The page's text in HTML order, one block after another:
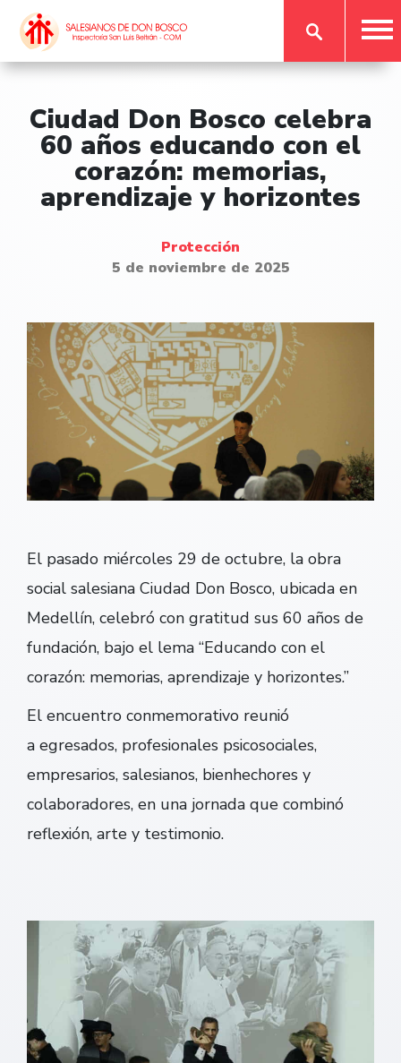
Ciudad Don Bosco celebra
60 años educando con el
corazón: memorias,
aprendizaje y horizontes
Protección
5 de noviembre de 2025
El pasado miércoles 29 de octubre, la obra
social salesiana Ciudad Don Bosco, ubicada en
Medellín, celebró con gratitud sus 60 años de
fundación, bajo el lema “Educando con el
corazón: memorias, aprendizaje y horizontes.”
El encuentro conmemorativo reunió
a egresados, profesionales psicosociales,
empresarios, salesianos, bienhechores y
colaboradores, en una jornada que combinó
reflexión, arte y testimonio.